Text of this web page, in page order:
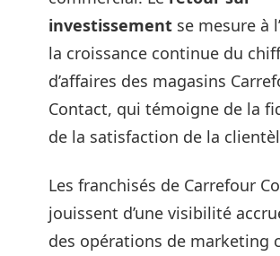
investissement se mesure à
la croissance continue du
d’affaires des magasins
Contact, qui témoigne de la
de la satisfaction de la
Les franchisés de Carrefour
jouissent d’une visibilité
des opérations de marketing